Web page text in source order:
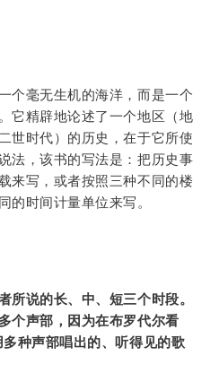
个毫无生机的海洋，而是一个
它精辟地论述了一个地区（地
世时代）的历史，在于它所使
法，该书的写法是：把历史事
来写，或者按照三种不同的楼
的时间计量单位来写。
所说的长、中、短三个时段。
个声部，因为在布罗代尔看
种声部唱出的、听得见的歌